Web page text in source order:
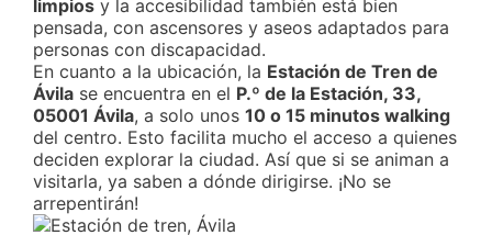
limpios y la accesibilidad también está bien
pensada, con ascensores y aseos adaptados para
personas con discapacidad.
En cuanto a la ubicación, la Estación de Tren de
Ávila se encuentra en el P.º de la Estación, 33,
05001 Ávila, a solo unos 10 o 15 minutos walking
del centro. Esto facilita mucho el acceso a quienes
deciden explorar la ciudad. Así que si se animan a
visitarla, ya saben a dónde dirigirse. ¡No se
arrepentirán!